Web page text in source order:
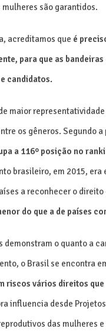
são garantidos.
acreditamos que é
para que as
candidatos.
maior
os gêneros. Segundo
a 116º posição no
brasileiro, em 2015,
a reconhecer o direito
do que a de países
demonstram o quanto a
o Brasil se encontra
riscos vários direitos
influencia desde
das mulheres